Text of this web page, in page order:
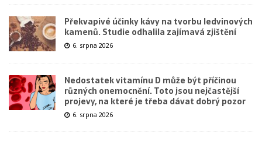
Překvapivé účinky kávy na tvorbu ledvinových
kamenů. Studie odhalila zajímavá zjištění
6. srpna 2026
Nedostatek vitamínu D může být příčinou
různých onemocnění. Toto jsou nejčastější
projevy, na které je třeba dávat dobrý pozor
6. srpna 2026